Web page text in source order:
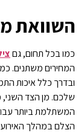
השוואת
כמו בכל תחום, גם
המחירים משתנים.
ובדרך כלל איכות
שלכם. מן הצד
המשתלמת ביותר
הצלם במהלך